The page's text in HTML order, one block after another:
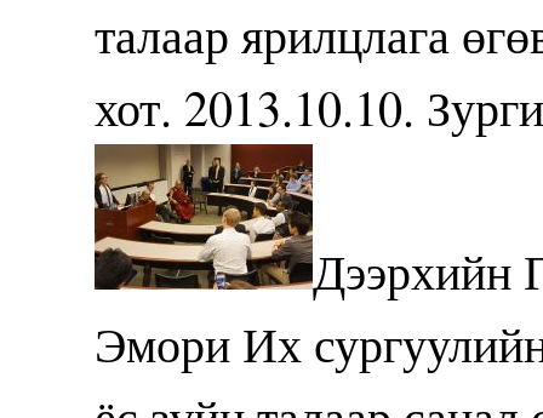
талаар ярилцлага
хот. 2013.10.10.
Дээрхийн
Эмори Их